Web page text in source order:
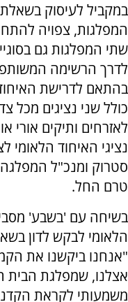
במקביל לעיסוק בשאלת
המפלגות, צפויה
שתי המפלגות גם
לדרך הרשימה
בהתאם לדרישת
כולל שני נציגים מכל
לאזרחים ותיקים אורי
נציגי האיחוד
סטרוק ומנכ"ל
טרם החל.
בשיחה עם 'בשבע'
הלאומי לבקש לדון
"אנחנו ביקשנו את
אצלנו, שמפלגת הבית
משמעותי לקראת